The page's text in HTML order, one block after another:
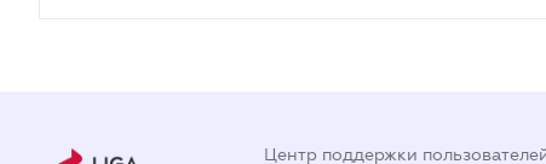
Центр поддержки